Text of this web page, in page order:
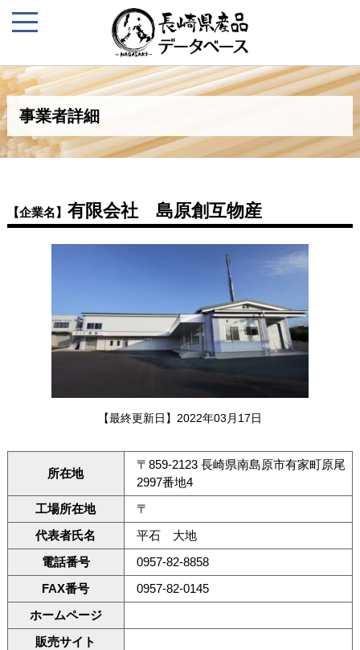
事業者詳細
【企業名】 有限会社 島原創互物産
【最終更新日】2022年03月17日
所在地
〒859-2123 長崎県南島原市有家町原尾
2997番地4
工場所在地
〒
代表者氏名
平石 大地
電話番号
0957-82-8858
FAX番号
0957-82-0145
ホームページ
販売サイト